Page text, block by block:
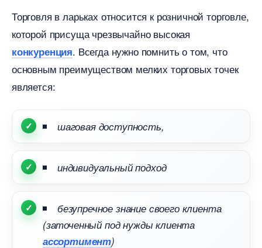
Торговля в ларьках относится к розничной торговле,
которой присуща чрезвычайно высокая
конкуренция. Всегда нужно помнить о том, что
основным преимуществом мелких торговых точек
является:
шаговая доступность,
индивидуальный подход
езупречное знание своего клиента
(заточенный под нужды клиента
ассортимент)